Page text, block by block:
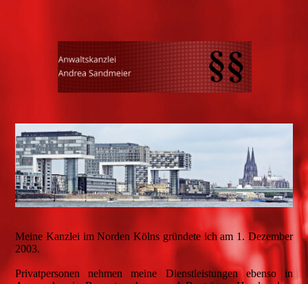
Meine Kanzlei im Norden Kölns gründete ich am 1. Dezember
2003.
Privatpersonen nehmen meine Dienstleistungen ebenso in